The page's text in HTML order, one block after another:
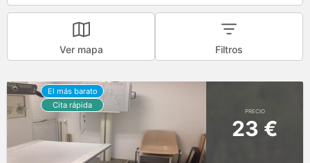
Ver mapa Filtros
PRECIO
23 €